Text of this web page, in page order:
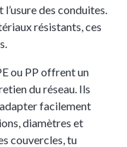
des conduites.
résistants, ces
ou PP offrent un
du réseau. Ils
facilement
diamètres et
couvercles, tu